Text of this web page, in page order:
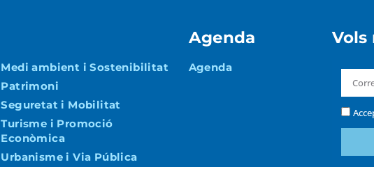
Agenda Vols
Medi ambient i Sostenibilitat
Patrimoni
Seguretat i Mobilitat
Turisme i Promoció
Econòmica
Urbanisme i Via Pública
Agenda